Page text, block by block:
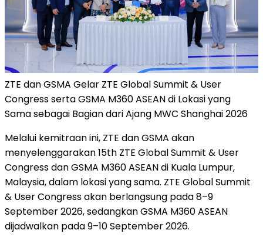
ZTE dan GSMA Gelar ZTE Global Summit & User
Congress serta GSMA M360 ASEAN di Lokasi yang
Sama sebagai Bagian dari Ajang MWC Shanghai 2026
Melalui kemitraan ini, ZTE dan GSMA akan
menyelenggarakan 15th ZTE Global Summit & User
Congress dan GSMA M360 ASEAN di Kuala Lumpur,
Malaysia, dalam lokasi yang sama. ZTE Global Summit
& User Congress akan berlangsung pada 8–9
September 2026, sedangkan GSMA M360 ASEAN
dijadwalkan pada 9–10 September 2026.